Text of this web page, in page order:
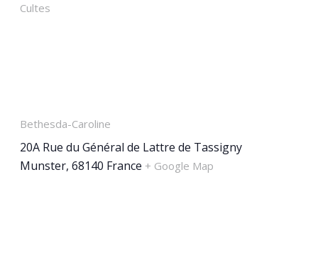
Cultes
Bethesda-Caroline
20A Rue du Général de Lattre de Tassigny
Munster, 68140 France + Google Map